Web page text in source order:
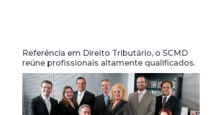
Referência em Direito Tributário, o SCMD
reúne profissionais altamente qualificados.